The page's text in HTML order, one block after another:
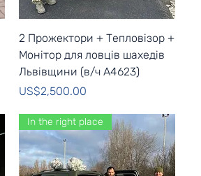
Quick View
2 Прожектори + Тепловізор +
Монітор для ловців шахедів
Львівщини (в/ч А4623)
Price
US$2,500.00
In the right place